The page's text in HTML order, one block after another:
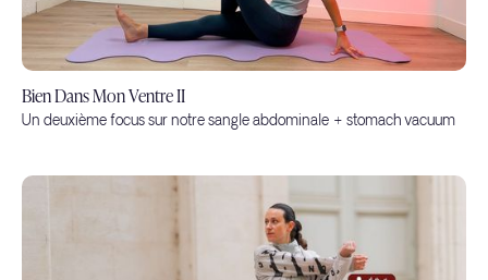
Bien Dans Mon Ventre II
Un deuxième focus sur notre sangle abdominale + stomach vacuum